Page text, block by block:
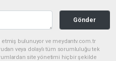
Gönder
etmiş bulunuyor ve meydantv.com.tr
veya dolaylı tüm sorumluluğu tek
site yönetimi hiçbir şekilde